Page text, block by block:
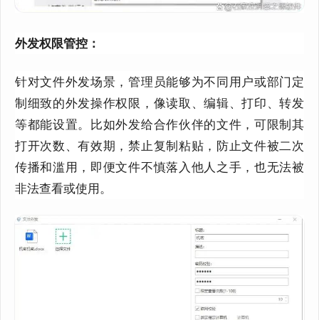
外发权限管控：
针对文件外发场景，管理员能够为不同用户或部门定
制细致的外发操作权限，像读取、编辑、打印、转发
等都能设置。比如外发给合作伙伴的文件，可限制其
打开次数、有效期，禁止复制粘贴，防止文件被二次
传播和滥用，即便文件不慎落入他人之手，也无法被
非法查看或使用。